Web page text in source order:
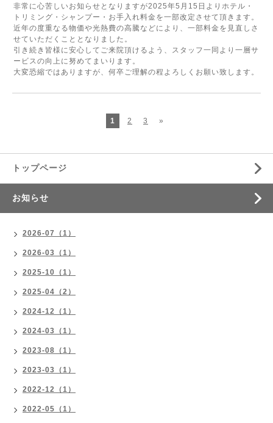
非常に心苦しいお知らせとなりますが2025年5月15日よりホテル・
トリミング・シャンプー・お手入れ料金を一部改定させて頂きます。
近年の度重なる物価や光熱費の高騰などにより、一部料金を見直しさ
せていただくこととなりました。
引き続き皆様に安心してご来院頂けるよう、スタッフ一同より一層サ
ービスの向上に努めてまいります。
大変恐縮ではありますが、何卒ご理解の程よろしくお願い致します。
1 2 3 »
トップページ
お知らせ
2026-07（1）
2026-03（1）
2025-10（1）
2025-04（2）
2024-12（1）
2024-03（1）
2023-08（1）
2023-03（1）
2022-12（1）
2022-05（1）